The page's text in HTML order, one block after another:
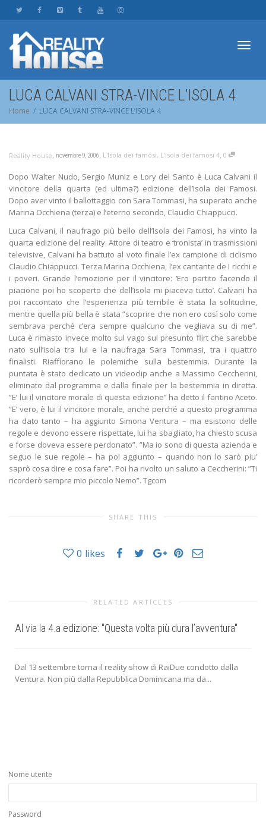
LUCA CALVANI STRA-VINCE L’ISOLA 4
Home LUCA CALVANI STRA-VINCE L’ISOLA 4
Reality House, novembre 9, 2006, L'Isola dei famosi, L'isola dei famosi 4, 0
Dopo Walter Nudo, Sergio Muniz e Lory del Santo è Luca Calvani il
vincitore della quarta (ed ultima?) edizione dell’Isola dei Famosi.
Dopo aver vinto il ballottaggio con Sara Tommasi, ha superato anche
Marina Occhiena (terza) e l’eterno secondo, Claudio Chiappucci.
Luca Calvani, il naufrago più bello dell’Isola dei Famosi, ha vinto la
quarta edizione del reality. Attore di teatro e ‘tronista’ in trasmissioni
televisive, Calvani ha battuto al voto finale l’ex campione di ciclismo
Claudio Chiappucci. Terza Marina Occhiena, l’ex cantante de I ricchi e
i poveri. Grande l’emozione per il vincitore: ‘Ero partito facendo il
piacione poi ho scoperto che dell’isola mi piaceva tutto’. Calvani ha
poi raccontato che l’esperienza più terribile è stata la solitudine,
mentre quella più bella è stata ”scoprire che non ero così solo come
sembrava perché c’era sempre qualcuno che vegliava su di me”.
Luca è rimasto invece molto sul vago sul presunto flirt che sarebbe
nato sull’isola tra lui e la naufraga Sara Tommasi, tra i quattro
finalisti. Riaffiorano le polemiche sulla bestemmia. Durante la
puntata è stato dedicato un videoclip anche a Massimo Ceccherini,
eliminato dal programma e dalla finale per la bestemmia in diretta.
”E’ lui il vincitore morale di questa edizione” ha detto il fantino Aceto.
”E’ vero, è lui il vincitore morale, anche perché a questo programma
ha dato tanto – ha aggiunto Simona Ventura – ma esistono delle
regole e devono essere rispettate, lui ha sbagliato, ha chiesto scusa
e forse doveva essere perdonato”. ”Ma io sono di questa azienda e
seguo le sue regole – ha poi aggiunto – quando non lo sarò piu’
saprò cosa dire e cosa fare”. Poi ha rivolto un saluto a Ceccherini: ”Ti
ricorderò sempre mio piccolo Nemo”. Tgcom
SHARE THIS
0 likes
RELATED ARTICLES
Al via la 4.a edizione: "Questa volta più dura l’avventura"
Dal 13 settembre torna il reality show di RaiDue condotto dalla
Ventura. Non più dalla Repubblica Dominicana ma da...
Nome utente
Password